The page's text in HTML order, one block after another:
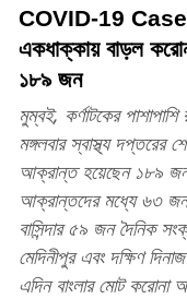
COVID-19
একধাক্কায় বাড়ল
১৮৯ জন
মুম্বই, কর্ণাটকের
মঙ্গলবার স্বাস্থ্য দপ্তরের
আক্রান্ত হয়েছেন ১৮৯
আক্রান্তদের মধ্যে ৬৩ জন
বাসিন্দার ৫৯ জন দৈনিক
মেদিনীপুর এবং দক্ষিণ
এদিন বাংলার মোট